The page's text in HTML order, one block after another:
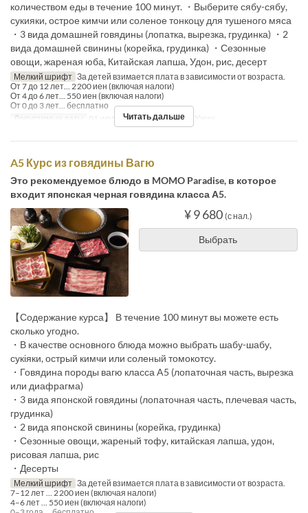
количеством еды в течение 100 минут. ・Выберите сябу-сябу,
сукияки, острое кимчи или соленое тонкоцу для тушеного мяса
・3 вида домашней говядины (лопатка, вырезка, грудинка) ・2
вида домашней свинины (корейка, грудинка) ・Сезонные
овощи, жареная юба, Китайская лапша, Удон, рис, десерт
Мелкий шрифт За детей взимается плата в зависимости от возраста.
От 7 до 12 лет... 2 200 иен (включая налоги)
От 4 до 6 лет... 550 иен (включая налоги)
От 0 до 3 лет... бесплатно
Допустимые даты 01 июля. ~ Приемы пищи Ужин
Читать дальше
A5 Курс из говядины Вагю
Это рекомендуемое блюдо в MOMO Paradise, в которое
входит японская черная говядина класса А5.
¥ 9 680 (с нал.)
Выбрать
【Содержание курса】 В течение 100 минут вы можете есть
сколько угодно.
・В качестве основного блюда можно выбрать шабу-шабу,
сукіяки, острый кимчи или соленый томокотсу.
・Говядина породы вагю класса A5 (лопаточная часть, вырезка
или диафрагма)
・3 вида японской говядины (лопаточная часть, плечевая часть,
грудинка)
・2 вида японской свинины (корейка, грудинка)
・Сезонные овощи, жареный тофу, китайская лапша, удон,
рисовая лапша, рис
・Десерты
Мелкий шрифт За детей взимается плата в зависимости от возраста.
7–12 лет ... 2 200 иен (включая налоги)
4–6 лет ... 550 иен (включая налоги)